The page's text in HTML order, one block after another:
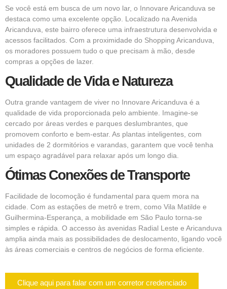
Se você está em busca de um novo lar, o Innovare Aricanduva se
destaca como uma excelente opção. Localizado na Avenida
Aricanduva, este bairro oferece uma infraestrutura desenvolvida e
acessos facilitados. Com a proximidade do Shopping Aricanduva,
os moradores possuem tudo o que precisam à mão, desde
compras a opções de lazer.
Qualidade de Vida e Natureza
Outra grande vantagem de viver no Innovare Aricanduva é a
qualidade de vida proporcionada pelo ambiente. Imagine-se
cercado por áreas verdes e parques deslumbrantes, que
promovem conforto e bem-estar. As plantas inteligentes, com
unidades de 2 dormitórios e varandas, garantem que você tenha
um espaço agradável para relaxar após um longo dia.
Ótimas Conexões de Transporte
Facilidade de locomoção é fundamental para quem mora na
cidade. Com as estações de metrô e trem, como Vila Matilde e
Guilhermina-Esperança, a mobilidade em São Paulo torna-se
simples e rápida. O accesso às avenidas Radial Leste e Aricanduva
amplia ainda mais as possibilidades de deslocamento, ligando você
às áreas comerciais e centros de negócios de forma eficiente.
Clique aqui para falar com um corretor credenciado